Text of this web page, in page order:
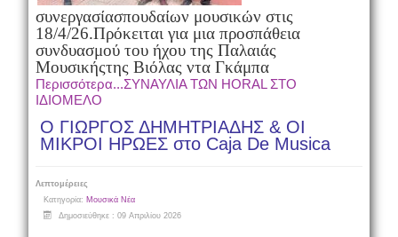
συνεργασίασπουδαίων μουσικών στις
18/4/26.Πρόκειται για μια προσπάθεια
συνδυασμού του ήχου της Παλαιάς
Μουσικήςτης Βιόλας ντα Γκάμπα
Περισσότερα...ΣΥΝΑΥΛΙΑ ΤΩΝ HORAL ΣΤΟ
ΙΔΙΟΜΕΛΟ
Ο ΓΙΩΡΓΟΣ ΔΗΜΗΤΡΙΑΔΗΣ & ΟΙ
ΜΙΚΡΟΙ ΗΡΩΕΣ στο Caja De Musica
Λεπτομέρειες
Κατηγορία: Μουσικά Νέα
Δημοσιεύθηκε : 09 Απριλίου 2026